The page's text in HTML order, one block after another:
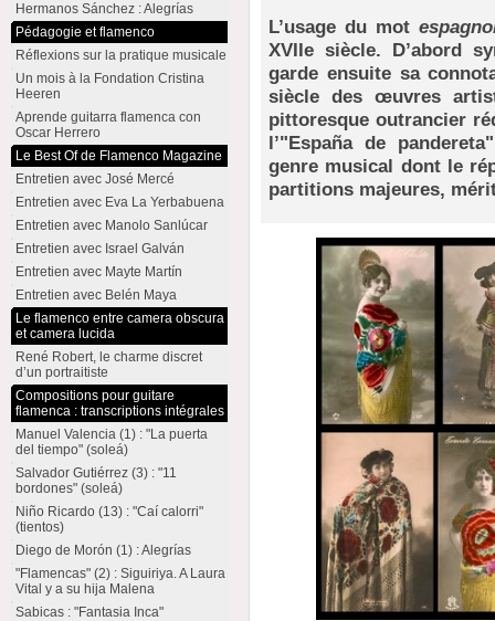
L’usage du mot
XVIIe siècle. D’abord
garde ensuite sa
siècle des œuvres
pittoresque outrancier
l’"España de
genre musical dont le
partitions majeures,
Hermanos Sánchez : Alegrías
Pédagogie et flamenco
Réflexions sur la pratique musicale
Un mois à la Fondation Cristina
Heeren
Aprende guitarra flamenca con
Oscar Herrero
Le Best Of de Flamenco Magazine
Entretien avec José Mercé
Entretien avec Eva La Yerbabuena
Entretien avec Manolo Sanlúcar
Entretien avec Israel Galván
Entretien avec Mayte Martín
Entretien avec Belén Maya
Le flamenco entre camera obscura
et camera lucida
René Robert, le charme discret
d’un portraitiste
Compositions pour guitare
flamenca : transcriptions intégrales
Manuel Valencia (1) : "La puerta
del tiempo" (soleá)
Salvador Gutiérrez (3) : "11
bordones" (soleá)
Niño Ricardo (13) : "Caí calorri"
(tientos)
Diego de Morón (1) : Alegrías
"Flamencas" (2) : Siguiriya. A Laura
Vital y a su hija Malena
Sabicas : "Fantasia Inca"